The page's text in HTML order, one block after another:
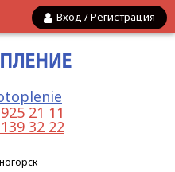
Вход /Регистрация
21 11
32 22